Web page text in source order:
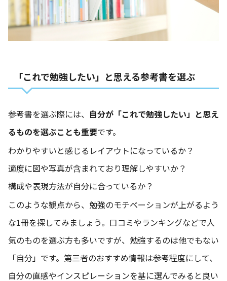
「これで勉強したい」と思える参考書を選ぶ
参考書を選ぶ際には、 自分が「これで勉強したい」と思え
るものを選ぶことも重要です。
わかりやすいと感じるレイアウトになっているか？
適度に図や写真が含まれており理解しやすいか？
構成や表現方法が自分に合っているか？
このような観点から、勉強のモチベーションが上がるよう
な1冊を探してみましょう。口コミやランキングなどで人
気のものを選ぶ方も多いですが、勉強するのは他でもない
「自分」です。第三者のおすすめ情報は参考程度にして、
自分の直感やインスピレーションを基に選んでみると良い